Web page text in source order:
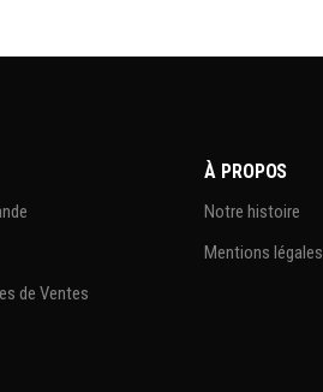
de Ventes
À PROPOS
Notre histoire
Mentions légales